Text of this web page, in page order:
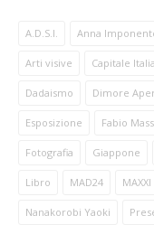
A.D.S.I. Anna
Arti visive Capitale
Dadaismo Dimore
Esposizione Fabio
Fotografia Giappone
Libro MAD24 MAXXI
Nanakorobi Yaoki